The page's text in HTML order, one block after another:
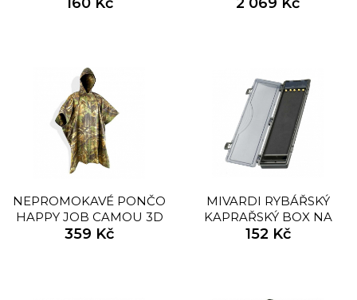
NEPROMOKAVÉ PONČO
HAPPY JOB CAMOU 3D
359 Kč
MIVARDI RYBÁŘSKÝ
KAPRAŘSKÝ BOX NA
NÁVAZCE SINGLE
152 Kč